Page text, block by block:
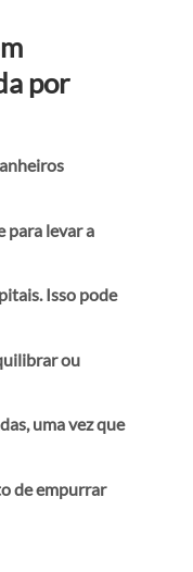
por
para levar a
Isso pode
ou
uma vez que
de empurrar